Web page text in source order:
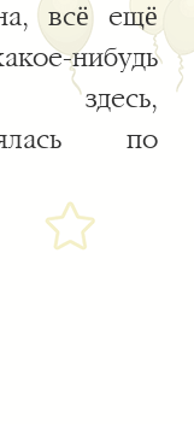
всё ещё
нибудь
здесь,
по